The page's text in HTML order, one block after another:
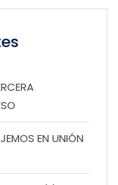
EN UNIÓN